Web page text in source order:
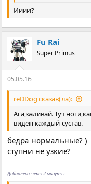
Ииии?
Fu Rai
Super Primus
05.05.16
reDDog сказав(ла):
Ага,заливай. Тут
виден каждый сустав.
бедра нормальные? )
ступни не узкие?
Добавлено через 2 минуты